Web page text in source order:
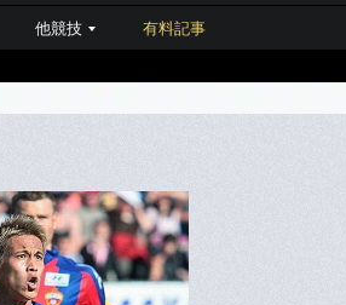
他競技 有料記事